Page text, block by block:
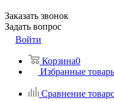
Заказать звонок
Задать вопрос
Войти
Корзина0
Избранные
Сравнение